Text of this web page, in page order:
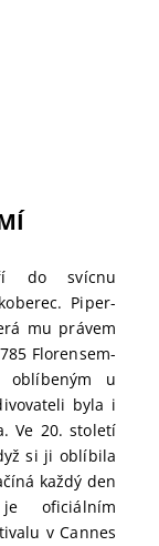
do svícnu
Piper-
mu právem
Florensem-
oblíbeným u
byla i
Ve 20. století
si ji oblíbila
každý den
je oficiálním
v Cannes